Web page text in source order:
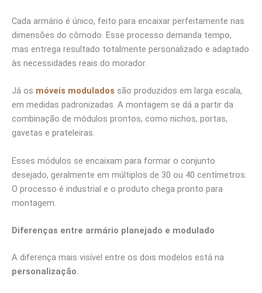
Cada armário é único, feito para encaixar perfeitamente nas
dimensões do cômodo. Esse processo demanda tempo,
mas entrega resultado totalmente personalizado e adaptado
às necessidades reais do morador.
Já os móveis modulados são produzidos em larga escala,
em medidas padronizadas. A montagem se dá a partir da
combinação de módulos prontos, como nichos, portas,
gavetas e prateleiras.
Esses módulos se encaixam para formar o conjunto
desejado, geralmente em múltiplos de 30 ou 40 centímetros.
O processo é industrial e o produto chega pronto para
montagem.
Diferenças entre armário planejado e modulado
A diferença mais visível entre os dois modelos está na
personalização.